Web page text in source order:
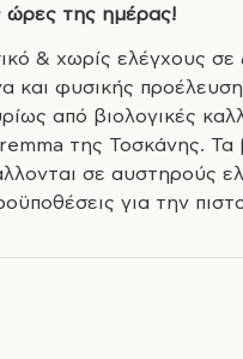
ώρες της ημέρας!
& χωρίς ελέγχους
και φυσικής
από βιολογικές
της Τοσκάνης. Τα
σε αυστηρούς
για την